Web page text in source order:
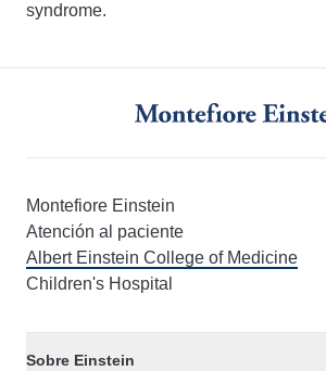
syndrome.
Montefiore Einstein
Atención al paciente
Albert Einstein College of Medicine
Children's Hospital
Sobre Einstein